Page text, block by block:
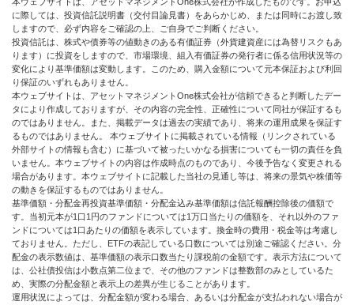
に際しては、投資信託説明書（交付目論見書）をあらかじめ、または同時にお渡し致
しますので、必ず内容をご確認の上、ご自身でご判断ください。
投資信託は、株式や債券等の値動きのある有価証券（外貨建資産には為替リスクもあ
ります）に投資をしますので、市場環境、組入有価証券の発行者に係る信用状況等の
変化により基準価額は変動します。このため、購入金額について元本保証および利回
り保証のいずれもありません。
本ウェブサイトは、アセットマネジメントOne株式会社が信頼できると判断したデー
タにより作成しておりますが、その内容の完全性、正確性について同社が保証するも
のではありません。また、掲載データは過去の実績であり、将来の運用成果を保証す
るものではありません。 本ウェブサイトに掲載されている情報（リンクされている
外部サイトの情報も含む）に基づいて被ったいかなる損害についても一切の責任を負
いません。本ウェブサイトの内容は作成時点のものであり、今後予告なく変更される
場合があります。本ウェブサイトに記載した当社の見通し等は、将来の景気や株価等
の動きを保証するものではありません。
基準価額・分配金再投資基準価額・分配金込み基準価額は信託報酬控除後の価額で
す。当初元本が1口1円のファンドについては1万口当たりの価額を、それ以外のファ
ンドについては1口あたりの価額を表示しています。換金時の費用・税金等は考慮し
ておりません。ただし、ETFの表記している口数については別途ご確認ください。分
配金の表示数値は、基準価額の表示口数当たり課税前の金額です。表示方法について
は、公社債投信は小数点第二位まで、その他のファンドは整数部のみとしているた
め、実際の分配金額と表示上の差異が生じることがあります。
運用状況によっては、分配金額が変わる場合、あるいは分配金が支払われない場合が